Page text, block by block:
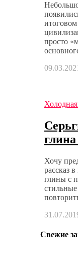
просто
Хочу
рассказ
глины с
Свежие